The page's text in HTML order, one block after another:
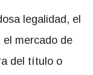
legalidad, el
el mercado de
del título o